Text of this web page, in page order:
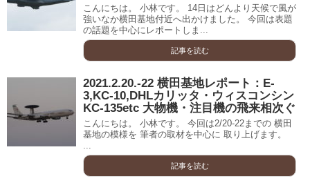
こんにちは。 小林です。 14日はどんより天候で風が
強いなか横田基地付近へ出かけました。 今回は表題
の話題を中心にレポートしま...
記事を読む
2021.2.20.-22 横田基地レポート：E-
3,KC-10,DHLカリッタ・ウィスコンシン
KC-135etc 大物機・注目機の飛来相次ぐ
こんにちは。 小林です。 今回は2/20-22までの 横田
基地の模様を 筆者の取材を中心に 取り上げます。
記事を読む